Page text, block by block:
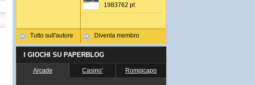
Tutto sull'autore
1983762 pt
Diventa membro
I GIOCHI SU PAPERBLOG
Arcade Casino' Rompicapo